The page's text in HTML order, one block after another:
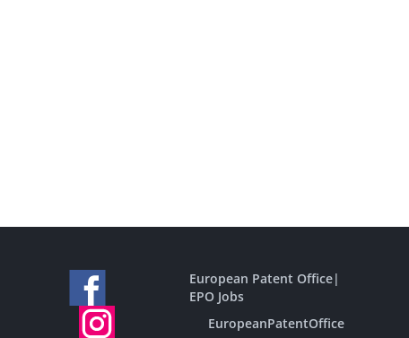
European Patent Office|
EPO Jobs
EuropeanPatentOffice